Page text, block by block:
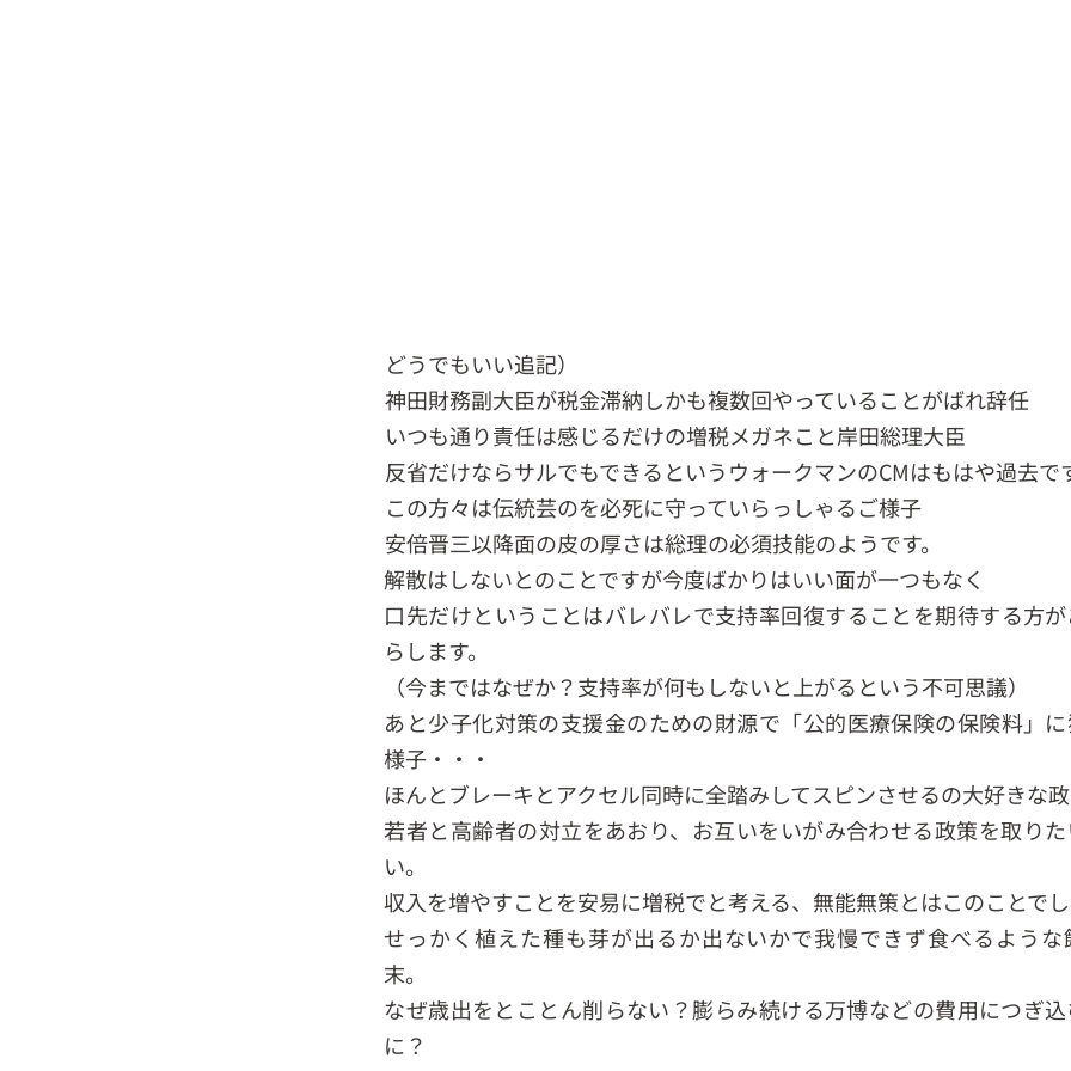
どうでもいい追記）
神田財務副大臣が税金滞納しかも複数回やっていることがばれ辞任
いつも通り責任は感じるだけの増税メガネこと岸田総理大臣
反省だけならサルでもできるというウォークマンのCMはもはや過去で
この方々は伝統芸のを必死に守っていらっしゃるご様子
安倍晋三以降面の皮の厚さは総理の必須技能のようです。
解散はしないとのことですが今度ばかりはいい面が一つもなく
口先だけということはバレバレで支持率回復することを期待する方
らします。
（今まではなぜか？支持率が何もしないと上がるという不可思議）
あと少子化対策の支援金のための財源で「公的医療保険の保険料」
様子・・・
ほんとブレーキとアクセル同時に全踏みしてスピンさせるの大好きな
若者と高齢者の対立をあおり、お互いをいがみ合わせる政策を取り
い。
収入を増やすことを安易に増税でと考える、無能無策とはこのことで
せっかく植えた種も芽が出るか出ないかで我慢できず食べるよう
末。
なぜ歳出をとことん削らない？膨らみ続ける万博などの費用につぎ
に？